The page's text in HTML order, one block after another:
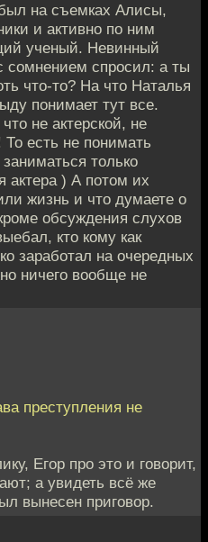
на съемках Алисы,
и активно по ним
ученый. Невинный
сомнением спросил: а ты
что-то? На что Наталья
понимает тут все.
не актерской, не
есть не понимать
только
актера ) А потом их
жизнь и что думаете о
обсуждения слухов
кто кому как
заработал на очередных
ничего вообще не
преступления не
Егор про это и говорит,
а увидеть всё же
вынесен приговор.